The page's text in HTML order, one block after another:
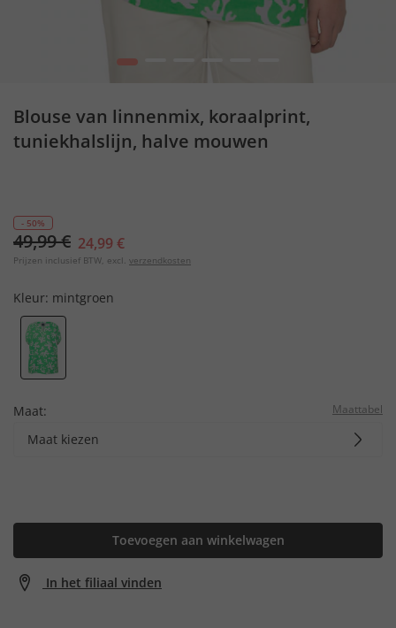
1
Blouse van linnenmix, koraalprint,
tuniekhalslijn, halve mouwen
- 50%
49,99 € 24,99 €
Prijzen inclusief BTW, excl. verzendkosten
Kleur: mintgroen
Maat: Maattabel
Maat kiezen
Toevoegen aan winkelwagen
In het filiaal vinden